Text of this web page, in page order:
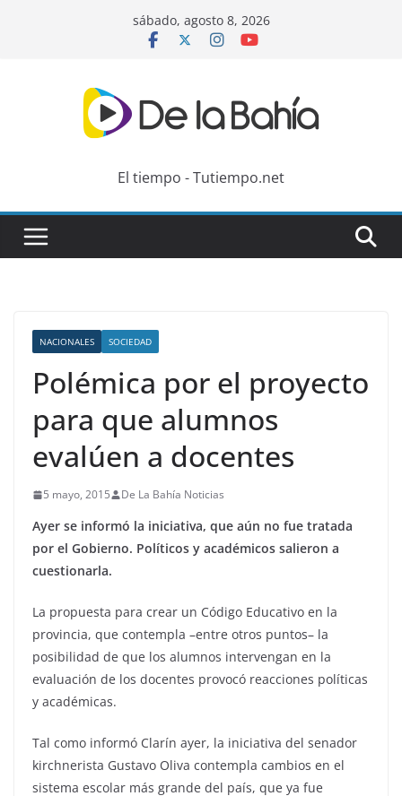
sábado, agosto 8, 2026
El tiempo - Tutiempo.net
NACIONALES SOCIEDAD
Polémica por el proyecto
para que alumnos
evalúen a docentes
5 mayo, 2015 De La Bahía Noticias
Ayer se informó la iniciativa, que aún no fue tratada
por el Gobierno. Políticos y académicos salieron a
cuestionarla.
La propuesta para crear un Código Educativo en la
provincia, que contempla –entre otros puntos– la
posibilidad de que los alumnos intervengan en la
evaluación de los docentes provocó reacciones políticas
y académicas.
Tal como informó Clarín ayer, la iniciativa del senador
kirchnerista Gustavo Oliva contempla cambios en el
sistema escolar más grande del país, que ya fue